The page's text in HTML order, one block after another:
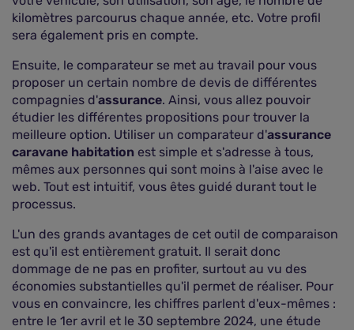
kilomètres parcourus chaque année, etc. Votre profil
sera également pris en compte.
Ensuite, le comparateur se met au travail pour vous
proposer un certain nombre de devis de différentes
compagnies d'assurance. Ainsi, vous allez pouvoir
étudier les différentes propositions pour trouver la
meilleure option. Utiliser un comparateur d'assurance
caravane habitation est simple et s'adresse à tous,
mêmes aux personnes qui sont moins à l'aise avec le
web. Tout est intuitif, vous êtes guidé durant tout le
processus.
L'un des grands avantages de cet outil de comparaison
est qu'il est entièrement gratuit. Il serait donc
dommage de ne pas en profiter, surtout au vu des
économies substantielles qu'il permet de réaliser. Pour
vous en convaincre, les chiffres parlent d'eux-mêmes :
entre le 1er avril et le 30 septembre 2024, une étude